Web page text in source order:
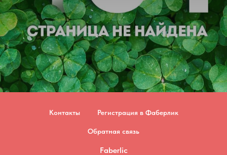
Контакты Регистрация в Фаберлик
Обратная связь
Faberlic